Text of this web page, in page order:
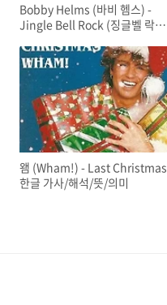
Bobby Helms (바비 헴스) -
Jingle Bell Rock (징글벨 락)
왬 (Wham!) - Last Christmas
한글 가사/해석/뜻/의미